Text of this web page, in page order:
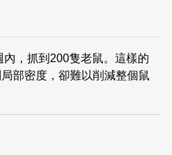
，抓到200隻老鼠。這樣的
部密度，卻難以削減整個鼠